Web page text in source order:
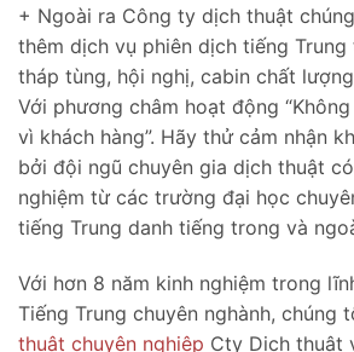
+ Ngoài ra Công ty dịch thuật
thêm dịch vụ phiên dịch tiếng
tháp tùng, hội nghị, cabin chất
Với phương châm hoạt động
vì khách hàng”. Hãy thử cảm nhận
bởi đội ngũ chuyên gia dịch thuật
nghiệm từ các trường đại học
tiếng Trung danh tiếng trong và
Với hơn 8 năm kinh nghiệm trong
Tiếng Trung chuyên nghành, chúng
thuật chuyên nghiệp Cty Dịch thuật